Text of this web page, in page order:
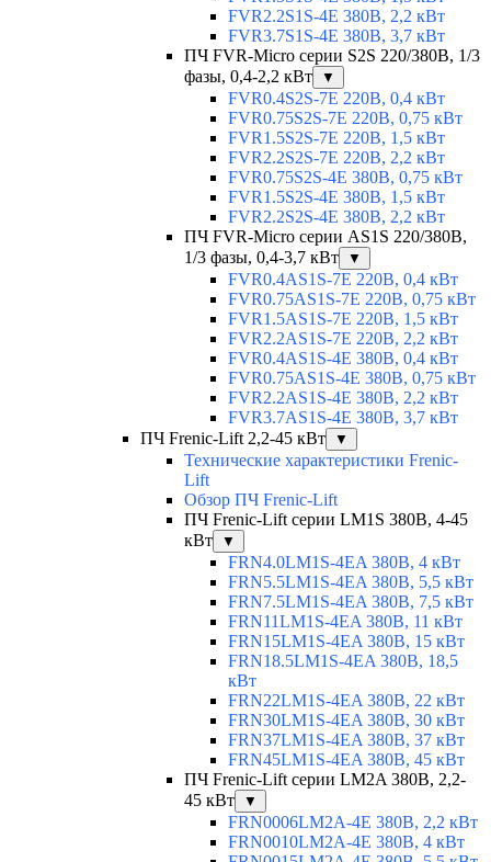
FVR2.2S1S-4E 380В, 2,2 кВт
FVR3.7S1S-4E 380В, 3,7 кВт
ПЧ FVR-Micro серии S2S 220/380В, 1/3
фазы, 0,4-2,2 кВт
▼
FVR0.4S2S-7E 220В, 0,4 кВт
FVR0.75S2S-7E 220В, 0,75 кВт
FVR1.5S2S-7E 220В, 1,5 кВт
FVR2.2S2S-7E 220В, 2,2 кВт
FVR0.75S2S-4E 380В, 0,75 кВт
FVR1.5S2S-4E 380В, 1,5 кВт
FVR2.2S2S-4E 380В, 2,2 кВт
ПЧ FVR-Micro серии AS1S 220/380В,
1/3 фазы, 0,4-3,7 кВт
▼
FVR0.4AS1S-7E 220В, 0,4 кВт
FVR0.75AS1S-7E 220В, 0,75 кВт
FVR1.5AS1S-7E 220В, 1,5 кВт
FVR2.2AS1S-7E 220В, 2,2 кВт
FVR0.4AS1S-4E 380В, 0,4 кВт
FVR0.75AS1S-4E 380В, 0,75 кВт
FVR2.2AS1S-4E 380В, 2,2 кВт
FVR3.7AS1S-4E 380В, 3,7 кВт
ПЧ Frenic-Lift 2,2-45 кВт
▼
Технические характеристики Frenic-
Lift
Обзор ПЧ Frenic-Lift
ПЧ Frenic-Lift серии LM1S 380В, 4-45
кВт
▼
FRN4.0LM1S-4EA 380В, 4 кВт
FRN5.5LM1S-4EA 380В, 5,5 кВт
FRN7.5LM1S-4EA 380В, 7,5 кВт
FRN11LM1S-4EA 380В, 11 кВт
FRN15LM1S-4EA 380В, 15 кВт
FRN18.5LM1S-4EA 380В, 18,5
кВт
FRN22LM1S-4EA 380В, 22 кВт
FRN30LM1S-4EA 380В, 30 кВт
FRN37LM1S-4EA 380В, 37 кВт
FRN45LM1S-4EA 380В, 45 кВт
ПЧ Frenic-Lift серии LM2A 380В, 2,2-
45 кВт
▼
FRN0006LM2A-4E 380В, 2,2 кВт
FRN0010LM2A-4E 380В, 4 кВт